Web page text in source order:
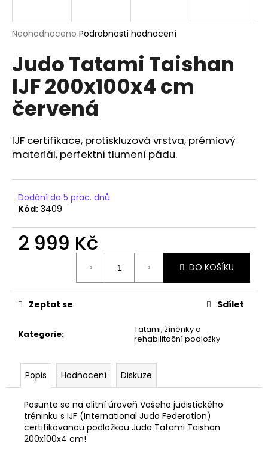
Průměrné
produktu
je
0,0
5
hvězdiček.
Neohodnoceno Podrobnosti hodnocení
Judo Tatami Taishan
IJF 200x100x4 cm
červená
IJF certifikace, protiskluzová vrstva, prémiový
materiál, perfektní tlumení pádu.
Dodání do 5 prac. dnů
Kód: 3409
2 999 Kč
DO KOŠÍKU
Kategorie:
Tatami, žíněnky a
rehabilitační podložky
Zeptat se Sdílet
Popis Hodnocení Diskuze
Posuňte se na elitní úroveň Vašeho judistického
tréninku s IJF (International Judo Federation)
certifikovanou podložkou Judo Tatami Taishan
200x100x4 cm!
j
t
?
HLEDAT
D
o
o
e
e
BATOH
MIZUNO
JUDO
MODRÝ
890
Kč